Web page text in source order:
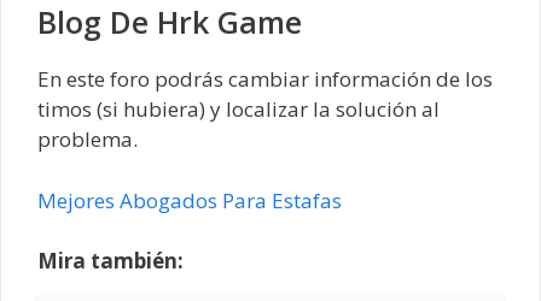
Blog De Hrk Game
En este foro podrás cambiar información de los
timos (si hubiera) y localizar la solución al
problema.
Mejores Abogados Para Estafas
Mira también: